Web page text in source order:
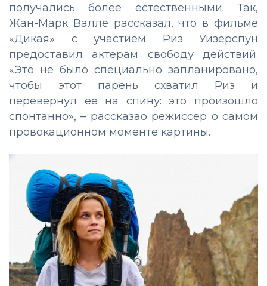
получались более естественными. Так,
Жан-Марк Валле рассказал, что в фильме
«Дикая» с участием Риз Уизерспун
предоставил актерам свободу действий.
«Это не было специально запланировано,
чтобы этот парень схватил Риз и
перевернул ее на спину: это произошло
спонтанно», – рассказао режиссер о самом
провокационном моменте картины.